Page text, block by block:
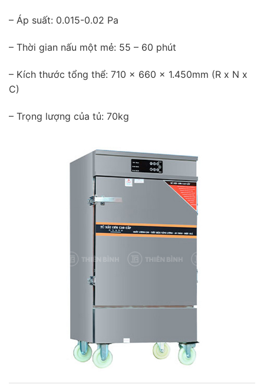
– Áp suất: 0.015-0.02 Pa
– Thời gian nấu một mẻ: 55 – 60 phút
– Kích thước tổng thể: 710 x 660 x 1.450mm (R x N x
C)
– Trọng lượng của tủ: 70kg